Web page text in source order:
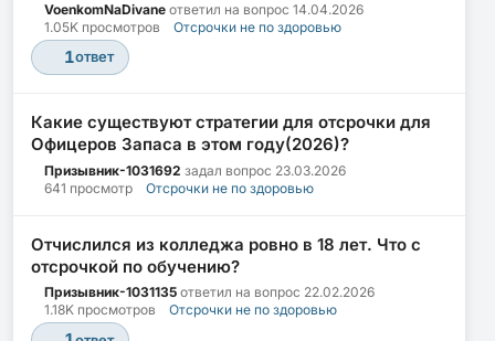
VoenkomNaDivane ответил на вопрос 14.04.2026
1.05K просмотров
Отсрочки не по здоровью
1ответ
Какие существуют стратегии для отсрочки для
Офицеров Запаса в этом году(2026)?
Призывник-1031692 задал вопрос 23.03.2026
641 просмотр
Отсрочки не по здоровью
Отчислился из колледжа ровно в 18 лет. Что с
отсрочкой по обучению?
Призывник-1031135 ответил на вопрос 22.02.2026
1.18K просмотров
Отсрочки не по здоровью